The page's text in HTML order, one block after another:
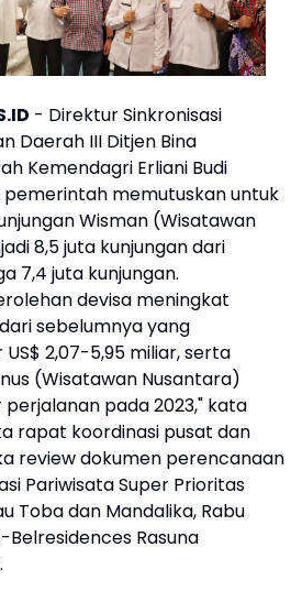
- Direktur Sinkronisasi
Daerah III Ditjen Bina
Kemendagri Erliani Budi
memutuskan untuk
Wisman (Wisatawan
8,5 juta kunjungan dari
7,4 juta kunjungan.
devisa meningkat
sebelumnya yang
2,07-5,95 miliar, serta
(Wisatawan Nusantara)
perjalanan pada 2023," kata
rapat koordinasi pusat dan
review dokumen perencanaan
Pariwisata Super Prioritas
Toba dan Mandalika, Rabu
Rasuna